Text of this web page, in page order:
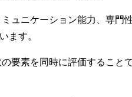
ュニケーション能力、専
ます。
要素を同時に評価するこ